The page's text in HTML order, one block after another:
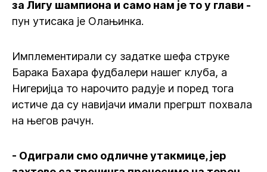
за Лигу шампиона и само нам је то у глави -
пун утисака је Олањинка.
Имплементирали су задатке шефа струке
Барака Бахара фудбалери нашег клуба, а
Нигеријца то нарочито радује и поред тога
истиче да су навијачи имали прегршт похвала
на његов рачун.
- Одиграли смо одличне утакмице, јер